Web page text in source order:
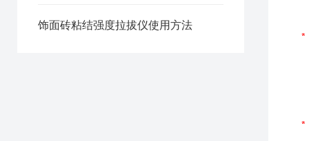
饰面砖粘结强度拉拔仪使用方法